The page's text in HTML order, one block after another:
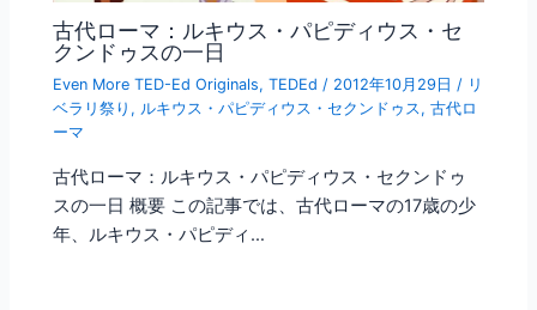
古代ローマ：ルキウス・パピディウス・セ
クンドゥスの一日
Even More TED-Ed Originals,TEDEd / 2012年10月29日/ リ
ベラリ祭り , ルキウス・パピディウス・セクンドゥス,古代ロ
ーマ
古代ローマ：ルキウス・パピディウス・セクンドゥ
スの一日 概要 この記事では、古代ローマの17歳の少
年、ルキウス・パピディ…